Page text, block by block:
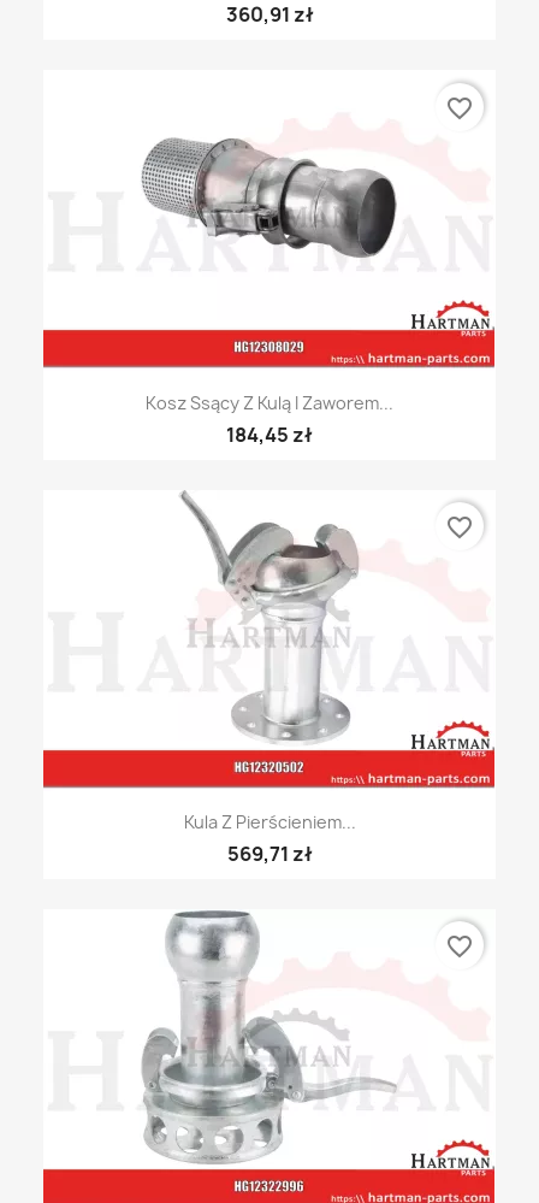
360,91 zł
Kosz Ssący Z Kulą I Zaworem...
184,45 zł
favorite_border
Kula Z Pierścieniem...
569,71 zł
favorite_border
favorite_border